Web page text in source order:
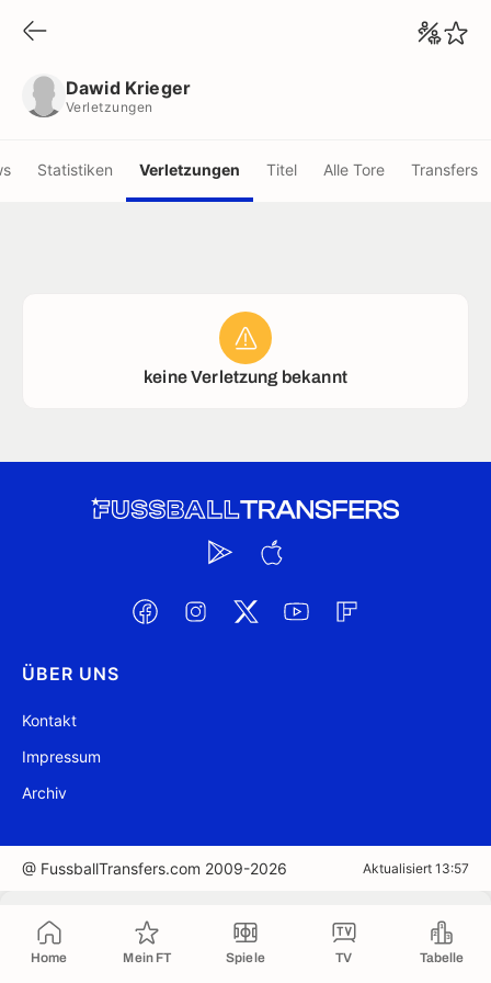
Home Mein FT Spiele TV Tabelle
Dawid Krieger
Verletzungen
Statistiken Verletzungen Titel Alle Tore Transfers
keine Verletzung bekannt
ÜBER UNS
Kontakt
Impressum
Archiv
@ FussballTransfers.com 2009-2026 Aktualisiert 13:57